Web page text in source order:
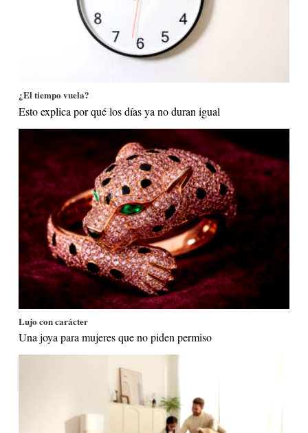
¿El tiempo vuela?
Esto explica por qué los días ya no duran igual
Lujo con carácter
Una joya para mujeres que no piden permiso